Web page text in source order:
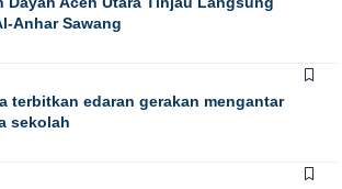
Anhar Sawang
terbitkan edaran gerakan mengantar
sekolah